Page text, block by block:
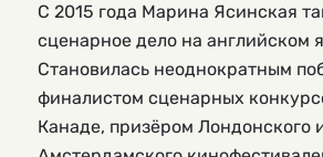
С 2015 года Марина Ясинская
сценарное дело на английском
Становилась неоднократным
финалистом сценарных
Канаде, призёром Лондонского